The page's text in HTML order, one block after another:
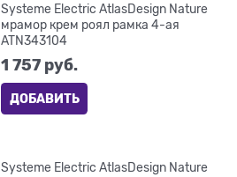
Systeme Electric AtlasDesign Nature
мрамор крем роял рамка 4-ая
ATN343104
1 757 руб.
ДОБАВИТЬ
Systeme Electric AtlasDesign Nature